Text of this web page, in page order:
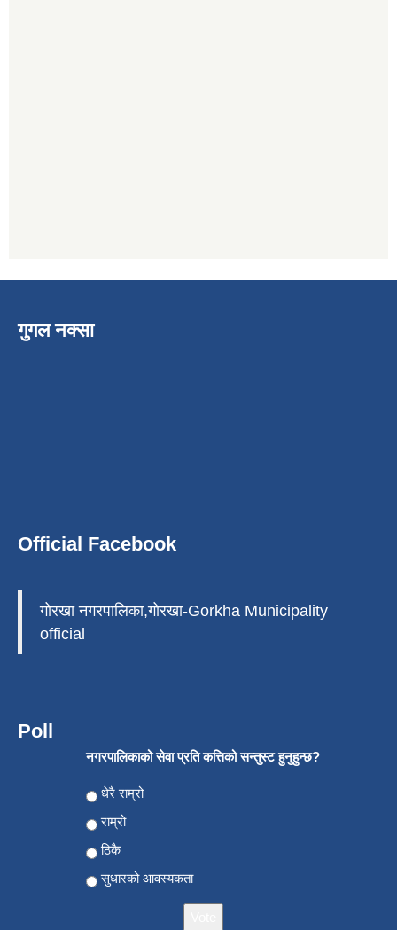
गुगल नक्सा
Official Facebook
गोरखा नगरपालिका,गोरखा-Gorkha Municipality
official
Poll
नगरपालिकाको सेवा प्रति कत्तिको सन्तुस्ट हुनुहुन्छ?
Choices
धेरै राम्रो
राम्रो
ठिकै
सुधारको आवस्यकता